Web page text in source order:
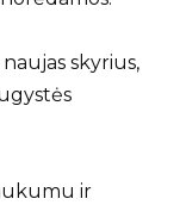
skyrius,
ir